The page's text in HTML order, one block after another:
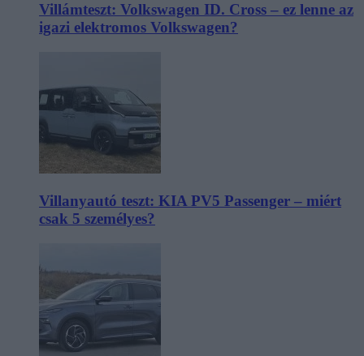
Villámteszt: Volkswagen ID. Cross – ez lenne az
igazi elektromos Volkswagen?
Villanyautó teszt: KIA PV5 Passenger – miért
csak 5 személyes?